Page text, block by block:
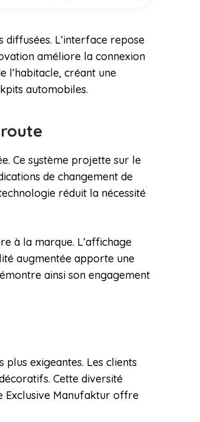
L’interface repose
améliore la connexion
l’habitacle, créant une
automobiles.
Ce système projette sur le
de changement de
réduit la nécessité
à la marque. L’affichage
augmentée apporte une
ainsi son engagement
exigeantes. Les clients
Cette diversité
Exclusive Manufaktur offre